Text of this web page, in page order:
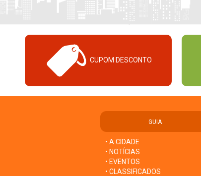
CUPOM DESCONTO
GUIA
• A CIDADE
• NOTÍCIAS
• EVENTOS
• CLASSIFICADOS